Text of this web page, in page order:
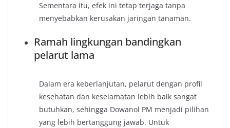
Sementara itu, efek ini tetap terjaga tanpa
menyebabkan kerusakan jaringan tanaman.
Ramah lingkungan bandingkan
pelarut lama
Dalam era keberlanjutan, pelarut dengan profil
kesehatan dan keselamatan lebih baik sangat
butuhkan, sehingga Dowanol PM menjadi pilihan
yang lebih bertanggung jawab. Untuk